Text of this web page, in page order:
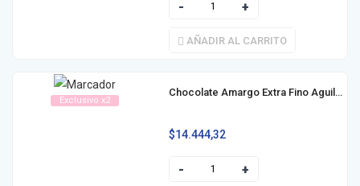
AÑADIR AL CARRITO
Exclusivo x2
Chocolate Amargo Extra Fino Aguila 70% Cacao 130g
$14.444,32